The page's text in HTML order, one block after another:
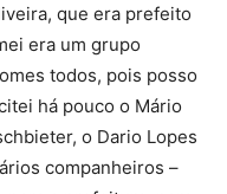
que era prefeito
era um grupo
todos, pois posso
há pouco o Mário
o Dario Lopes
companheiros –